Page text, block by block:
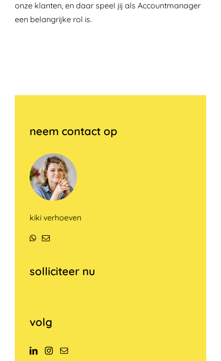
onze klanten, en daar speel jij als Accountmanager
een belangrijke rol is.
neem contact op
kiki verhoeven
WhatsApp
E-
solliciteer nu
volg